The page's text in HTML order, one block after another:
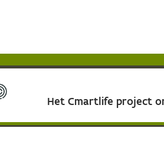
Het Cmartlife project